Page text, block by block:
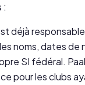
:
déjà
noms, dates de
SI fédéral.
pour les clubs